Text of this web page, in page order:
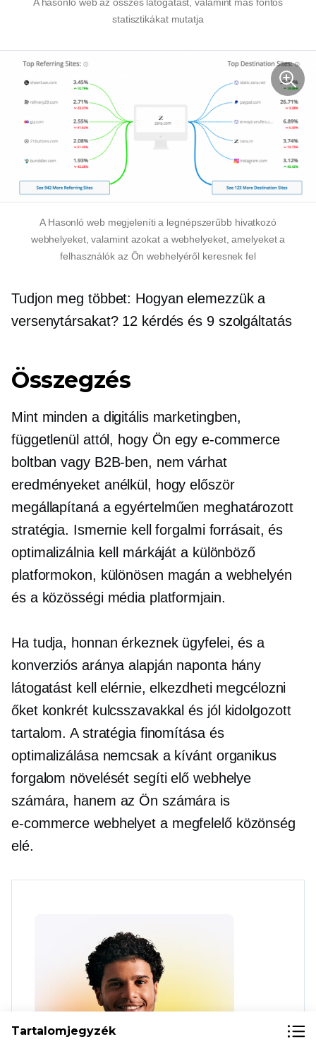
A hasonló web az összes látogatást, valamint más fontos
statisztikákat mutatja
A Hasonló web megjeleníti a legnépszerűbb hivatkozó
webhelyeket, valamint azokat a webhelyeket, amelyeket a
felhasználók az Ön webhelyéről keresnek fel
Tudjon meg többet: Hogyan elemezzük a
versenytársakat? 12 kérdés és 9 szolgáltatás
Összegzés
Mint minden a digitális marketingben,
függetlenül attól, hogy Ön egy e-commerce
boltban vagy B2B-ben, nem várhat
eredményeket anélkül, hogy először
megállapítaná aegyértelműen meghatározott
stratégia. Ismernie kell forgalmi forrásait, és
optimalizálnia kell márkáját a különböző
platformokon, különösen magán a webhelyén
és a közösségi média platformjain.
Ha tudja, honnan érkeznek ügyfelei, és a
konverziós aránya alapján naponta hány
látogatást kell elérnie, elkezdheti megcélozni
őket konkrét kulcsszavakkal és jól kidolgozott
tartalom. A stratégia finomítása és
optimalizálása nemcsak a kívánt organikus
forgalom növelését segíti elő webhelye
számára, hanem az Ön számára is
e-commerce webhelyet a megfelelő közönség
elé.
Tartalomjegyzék